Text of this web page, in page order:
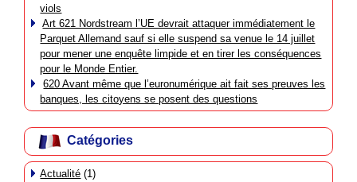
viols
Art 621 Nordstream l’UE devrait attaquer immédiatement le
Parquet Allemand sauf si elle suspend sa venue le 14 juillet
pour mener une enquête limpide et en tirer les conséquences
pour le Monde Entier.
620 Avant même que l’euronumérique ait fait ses preuves les
banques, les citoyens se posent des questions
Catégories
Actualité (1)